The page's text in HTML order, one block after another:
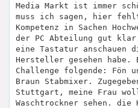
Media Markt ist immer
muss ich sagen, hier
Kompetenz in Sachen
der PC Abteilung gut
eine Tastatur anschauen
Hersteller gesehen habe.
Challenge folgende: Fön
Braun Stabmixer.
Stuttgart, meine Frau
Waschtrockner sehen.